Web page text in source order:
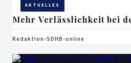
AKTUELLES
Mehr Verlässlichkeit bei
Redaktion-SDHB-online